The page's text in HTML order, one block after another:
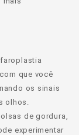
que você
os sinais
olhos.
de gordura,
experimentar